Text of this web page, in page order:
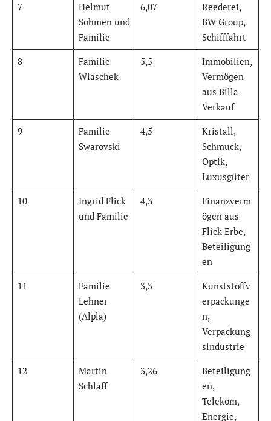
7
Helmut
Sohmen und
Familie
6,07
Reederei,
BW Group,
Schifffahrt
8
Familie
Wlaschek
5,5
Immobilien,
Vermögen
aus Billa
Verkauf
9
Familie
Swarovski
4,5
Kristall,
Schmuck,
Optik,
Luxusgüter
10
Ingrid Flick
und Familie
4,3
Finanzverm
ögen aus
Flick Erbe,
Beteiligung
en
11
Familie
Lehner
(Alpla)
3,3
Kunststoffv
erpackunge
n,
Verpackung
sindustrie
12
Martin
Schlaff
3,26
Beteiligung
en,
Telekom,
Energie,